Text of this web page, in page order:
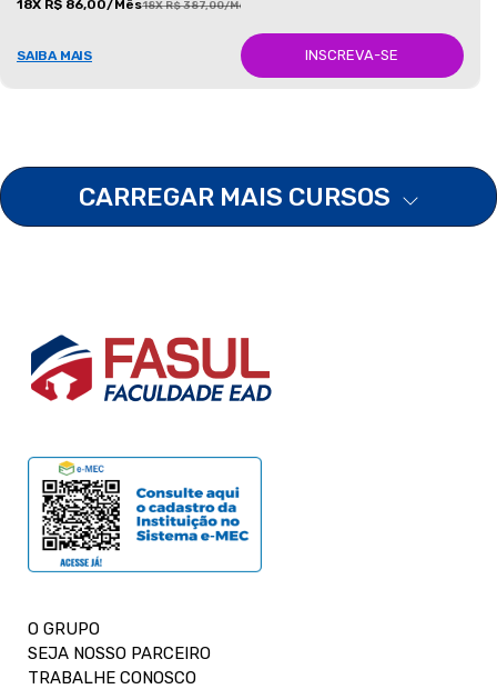
18X R$ 86,00/Mês18X R$ 387,00/Mês
SAIBA MAIS INSCREVA-SE
CARREGAR MAIS CURSOS
O GRUPO
SEJA NOSSO PARCEIRO
TRABALHE CONOSCO